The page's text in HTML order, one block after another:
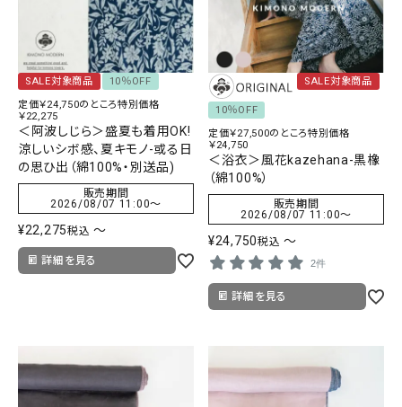
SALE対象商品
10％OFF
定価￥24,750のところ特別価格
￥22,275
＜阿波しじら＞盛夏も着用OK!
涼しいシボ感、夏キモノ-或る日
の思ひ出（綿100%・別送品)
販売期間
2026/08/07 11:00〜
¥22,275税込 〜
詳細を見る
SALE対象商品
10％OFF
定価￥27,500のところ特別価格
￥24,750
＜浴衣＞風花kazehana-黒橡
（綿100%）
販売期間
2026/08/07 11:00〜
¥24,750税込 〜
2件
詳細を見る